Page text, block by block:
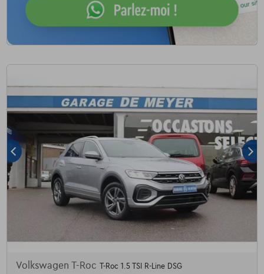
Volkswagen T-Roc
T-Roc 1.5 TSI R-Line DSG